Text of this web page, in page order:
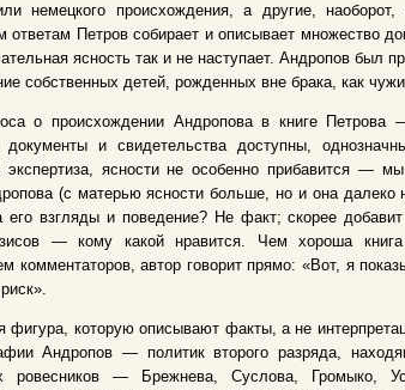
немецкого происхождения, а другие,
ответам Петров собирает и описывает множество
ясность так и не наступает. Андропов был
собственных детей, рожденных вне брака, как
о происхождении Андропова в книге
и свидетельства доступны,
экспертиза, ясности не особенно прибавится
(с матерью ясности больше, но и она далеко
его взгляды и поведение? Не факт; скорее
— кому какой нравится. Чем хороша
комментаторов, автор говорит прямо: «Вот, я
фигура, которую описывают факты, а не
Андропов — политик второго разряда,
ровесников — Брежнева, Суслова, Громыко,